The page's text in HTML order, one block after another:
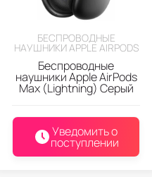
БЕСПРОВОДНЫЕ
НАУШНИКИ APPLE AIRPODS
Беспроводные
наушники Apple AirPods
Max (Lightning) Серый
Уведомить о
поступлении